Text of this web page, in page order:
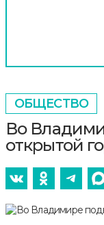
ОБЩЕСТВО
Во
открытой